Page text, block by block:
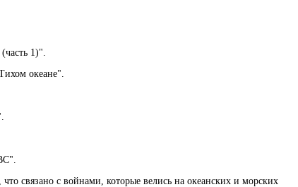
1)".
океане".
связано с войнами, которые велись на океанских и морских